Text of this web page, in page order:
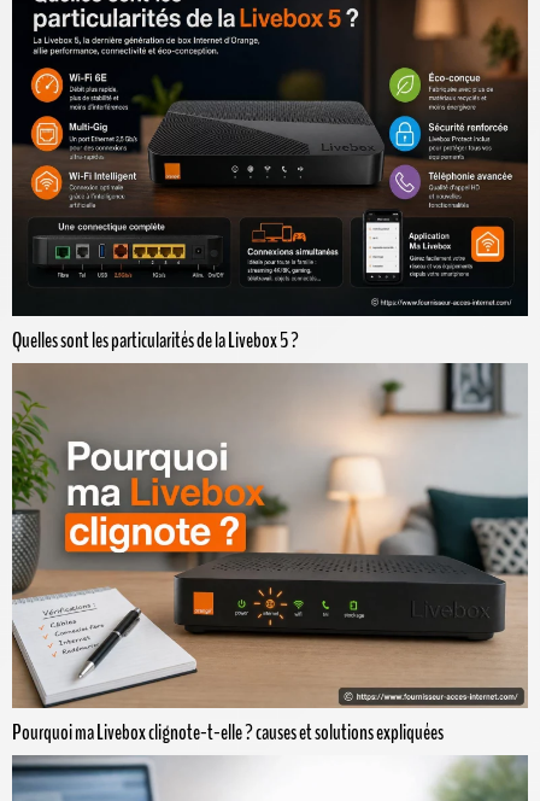
Quelles sont les particularités de la Livebox 5 ?
Pourquoi ma Livebox clignote-t-elle ? causes et solutions expliquées